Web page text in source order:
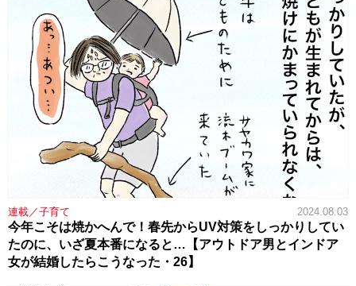
連載／子育て 2024.08.03
今年こそは焼かへんで！春先からUV対策をしっかりしてい
たのに、いざ夏本番になると…【アウトドア男とインドア
女が結婚したらこうなった・26】